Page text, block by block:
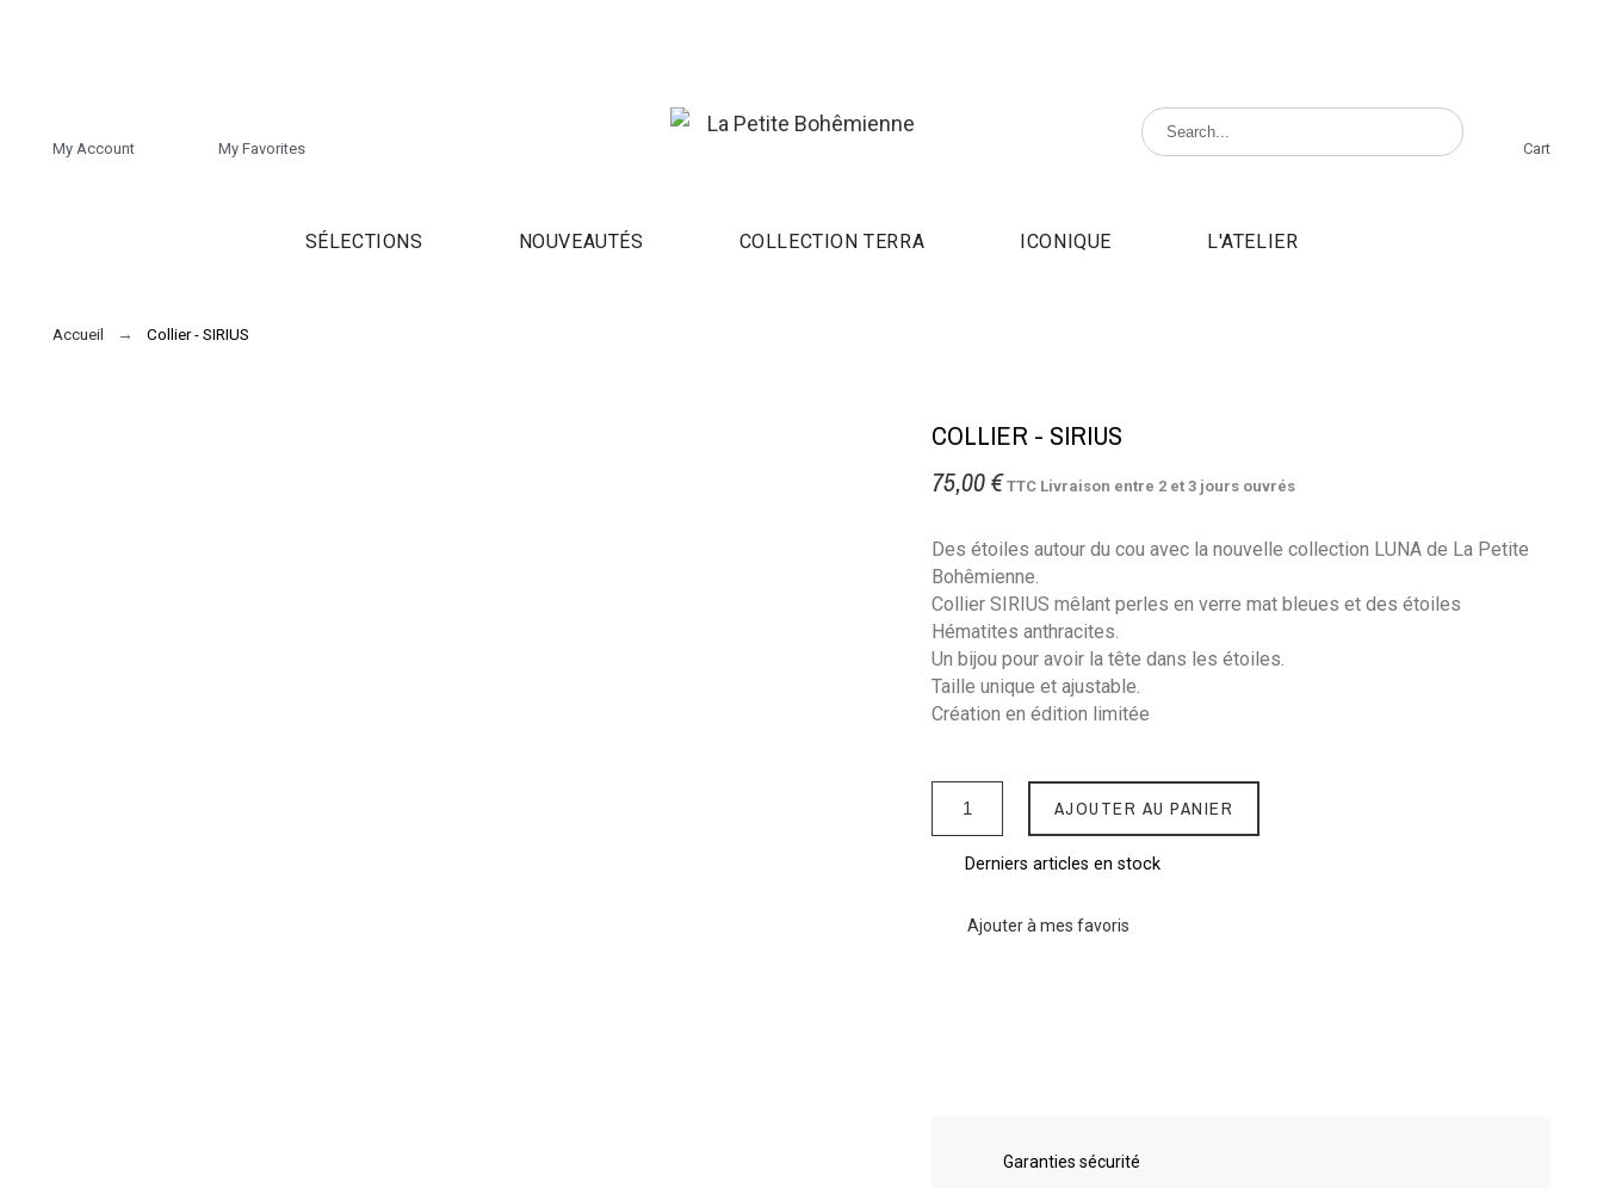
My Account My Favorites Cart
SÉLECTIONS NOUVEAUTÉS COLLECTION TERRA ICONIQUE L'ATELIER
Accueil Collier - SIRIUS
COLLIER - SIRIUS
75,00 € TTC Livraison entre 2 et 3 jours ouvrés
Des étoiles autour du cou avec la nouvelle collection LUNA de La Petite
Bohêmienne.
Collier SIRIUS mêlant perles en verre mat bleues et des étoiles
Hématites anthracites.
Un bijou pour avoir la tête dans les étoiles.
Taille unique et ajustable.
Création en édition limitée
AJOUTER AU PANIER
Derniers articles en stock
Ajouter à mes favoris
Garanties sécurité